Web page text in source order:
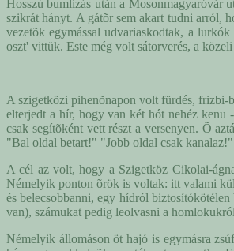
Hosszú bumlizás után a Mosonmagyaróvár
szikrát hányt. A gátõr sem akart tudni arról,
vezetõk egymással udvariaskodtak, a
oszt' vittük. Este még volt sátorverés, a
A szigetközi pihenõnapon volt fürdés,
elterjedt a hír, hogy van két hót nehéz
csak segítõként vett részt a versenyen. Õ
"Bal oldal betart!" "Jobb oldal csak
A cél az volt, hogy a Szigetköz Cikolai-
Némelyik ponton õrök is voltak: itt valami
és belecsobbanni, egy hídról
van), számukat pedig leolvasni a
Némelyik állomáson öt hajó is egymásra